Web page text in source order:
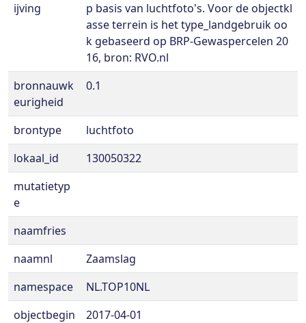
ijving
p basis van luchtfoto's. Voor de objectkl
asse terrein is het type_landgebruik oo
k gebaseerd op BRP-Gewaspercelen 20
16, bron: RVO.nl
bronnauwk
eurigheid
0.1
brontype
luchtfoto
lokaal_id
130050322
mutatietyp
e
naamfries
naamnl
Zaamslag
namespace
NL.TOP10NL
objectbegin
2017-04-01